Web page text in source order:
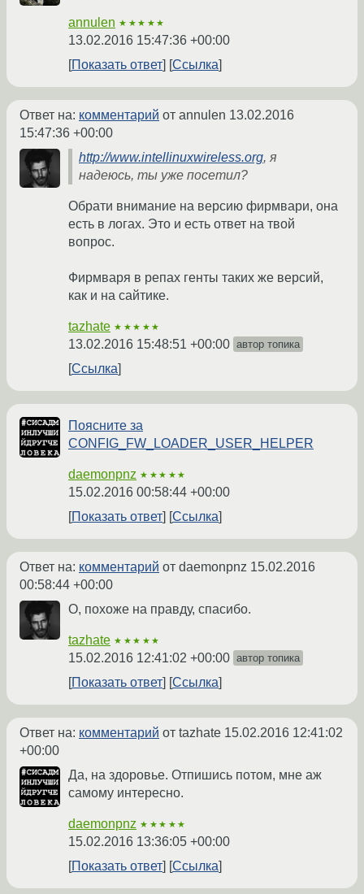
annulen ★★★★★
13.02.2016 15:47:36 +00:00
Показать ответ
Ссылка
Ответ на: комментарий от annulen 13.02.2016
15:47:36 +00:00
http://www.intellinuxwireless.org, я
надеюсь, ты уже посетил?
Обрати внимание на версию фирмвари, она
есть в логах. Это и есть ответ на твой
вопрос.
Фирмваря в репах генты таких же версий,
как и на сайтике.
tazhate ★★★★★
13.02.2016 15:48:51 +00:00 автор топика
Ссылка
Поясните за
CONFIG_FW_LOADER_USER_HELPER
daemonpnz ★★★★★
15.02.2016 00:58:44 +00:00
Показать ответ
Ссылка
Ответ на: комментарий от daemonpnz 15.02.2016
00:58:44 +00:00
О, похоже на правду, спасибо.
tazhate ★★★★★
15.02.2016 12:41:02 +00:00 автор топика
Показать ответ Ссылка
Ответ на: комментарий от tazhate 15.02.2016 12:41:02
+00:00
Да, на здоровье. Отпишись потом, мне аж
самому интересно.
daemonpnz ★★★★★
15.02.2016 13:36:05 +00:00
Показать ответ
Ссылка